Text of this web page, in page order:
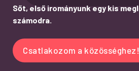
Sőt, első irományunk egy kis
számodra.
Csatlakozom a közösséghez!